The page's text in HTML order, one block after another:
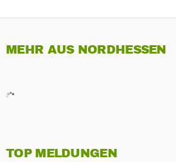
MEHR AUS NORDHESSEN
TOP MELDUNGEN